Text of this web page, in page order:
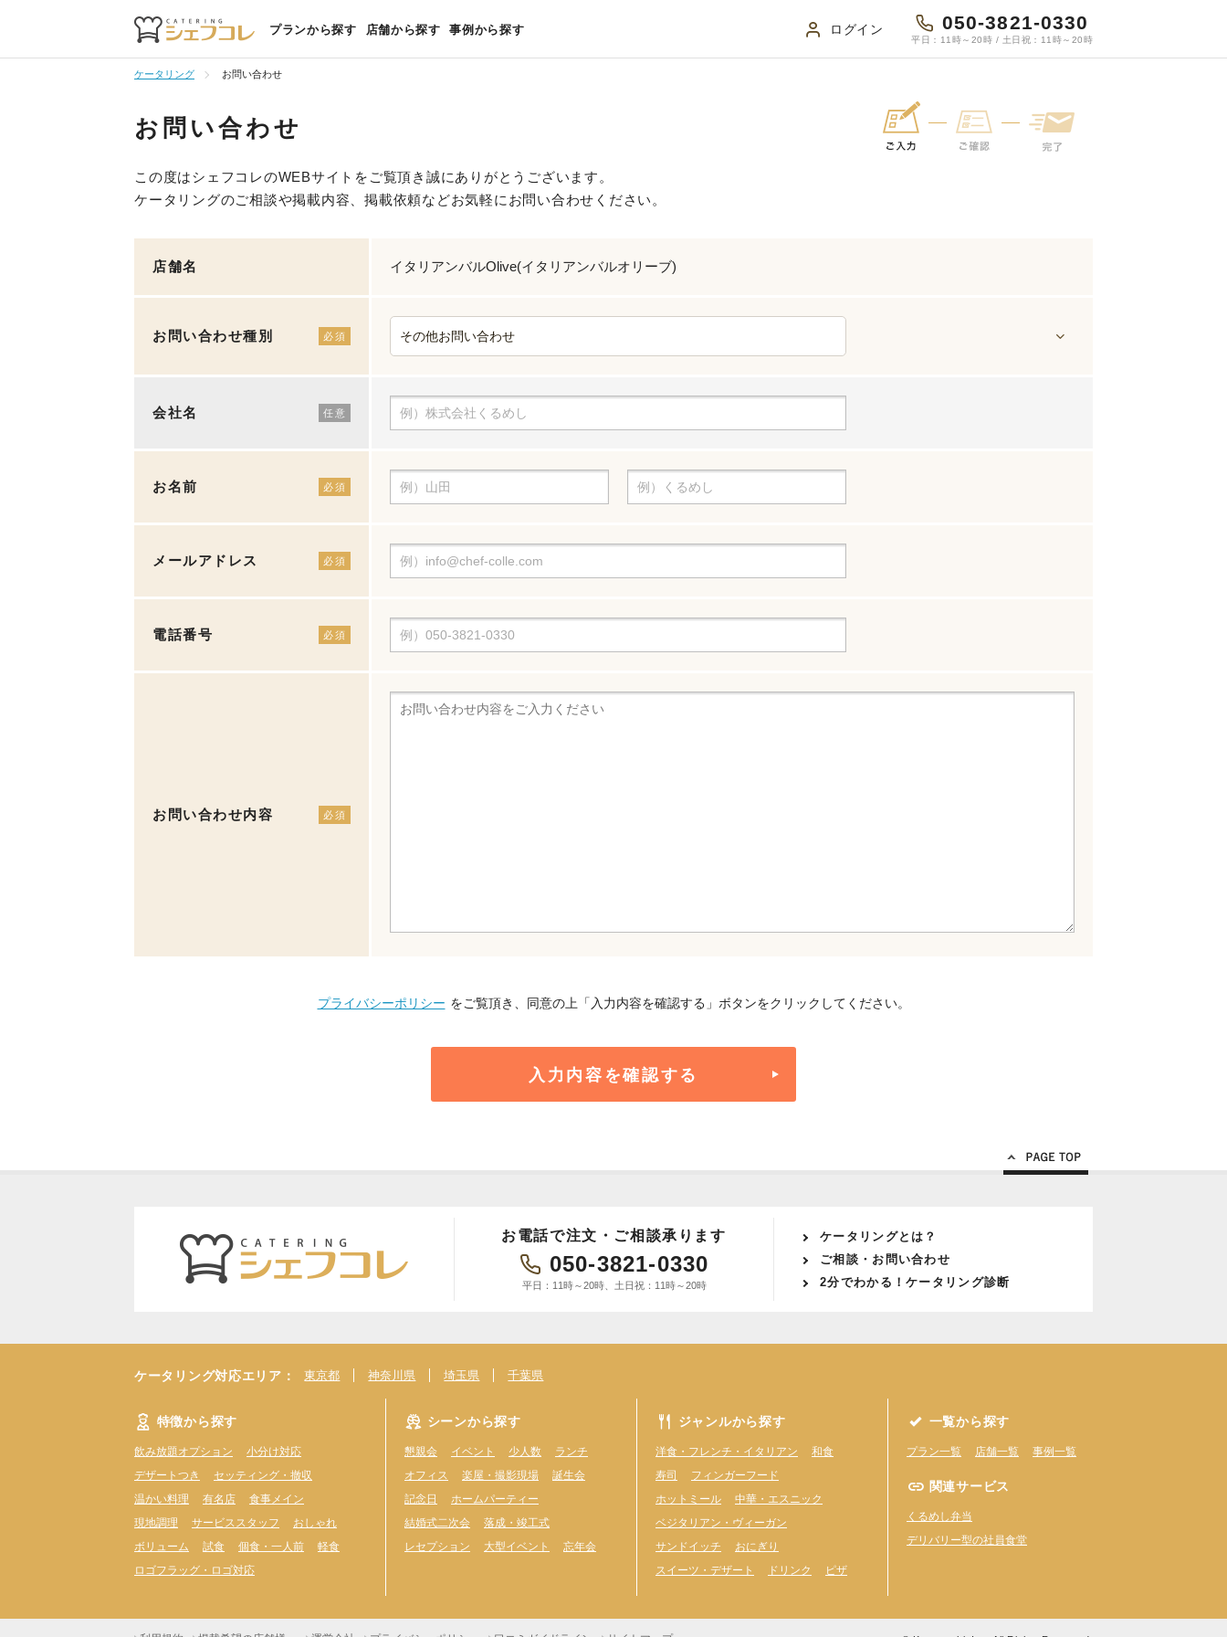
プランから探す 店舗から探す 事例から探す ログイン 050-3821-0330
平日：11時～20時 / 土日祝：11時～20時
ケータリング お問い合わせ
お問い合わせ
この度はシェフコレのWEBサイトをご覧頂き誠にありがとうございます。
ケータリングのご相談や掲載内容、掲載依頼などお気軽にお問い合わせください。
店舗名 イタリアンバルOlive(イタリアンバルオリーブ)
お問い合わせ種別 必須
会社名 任意
お名前 必須
メールアドレス 必須
電話番号 必須
お問い合わせ内容 必須
プライバシーポリシー をご覧頂き、同意の上「入力内容を確認する」ボタンをクリックしてください。
お電話で注文・ご相談承ります
050-3821-0330
平日：11時～20時、土日祝：11時～20時
ケータリングとは？
ご相談・お問い合わせ
2分でわかる！ケータリング診断
ケータリング対応エリア： 東京都 神奈川県 埼玉県 千葉県
特徴から探す
飲み放題オプション
小分け対応
デザートつき
セッティング・撤収
温かい料理
有名店
食事メイン
現地調理
サービススタッフ
おしゃれ
ボリューム
試食 個食・一人前
軽食
ロゴフラッグ・ロゴ対応
シーンから探す
懇親会 イベント 少人数
ランチ
オフィス
楽屋・撮影現場
誕生会
記念日
ホームパーティー
結婚式二次会
落成・竣工式
レセプション
大型イベント 忘年会
ジャンルから探す
洋食・フレンチ・イタリアン
和食
寿司
フィンガーフード
ホットミール
中華・エスニック
ベジタリアン・ヴィーガン
サンドイッチ
おにぎり
スイーツ・デザート
ドリンク ピザ
一覧から探す
プラン一覧 店舗一覧 事例一覧
関連サービス
くるめし弁当
デリバリー型の社員食堂